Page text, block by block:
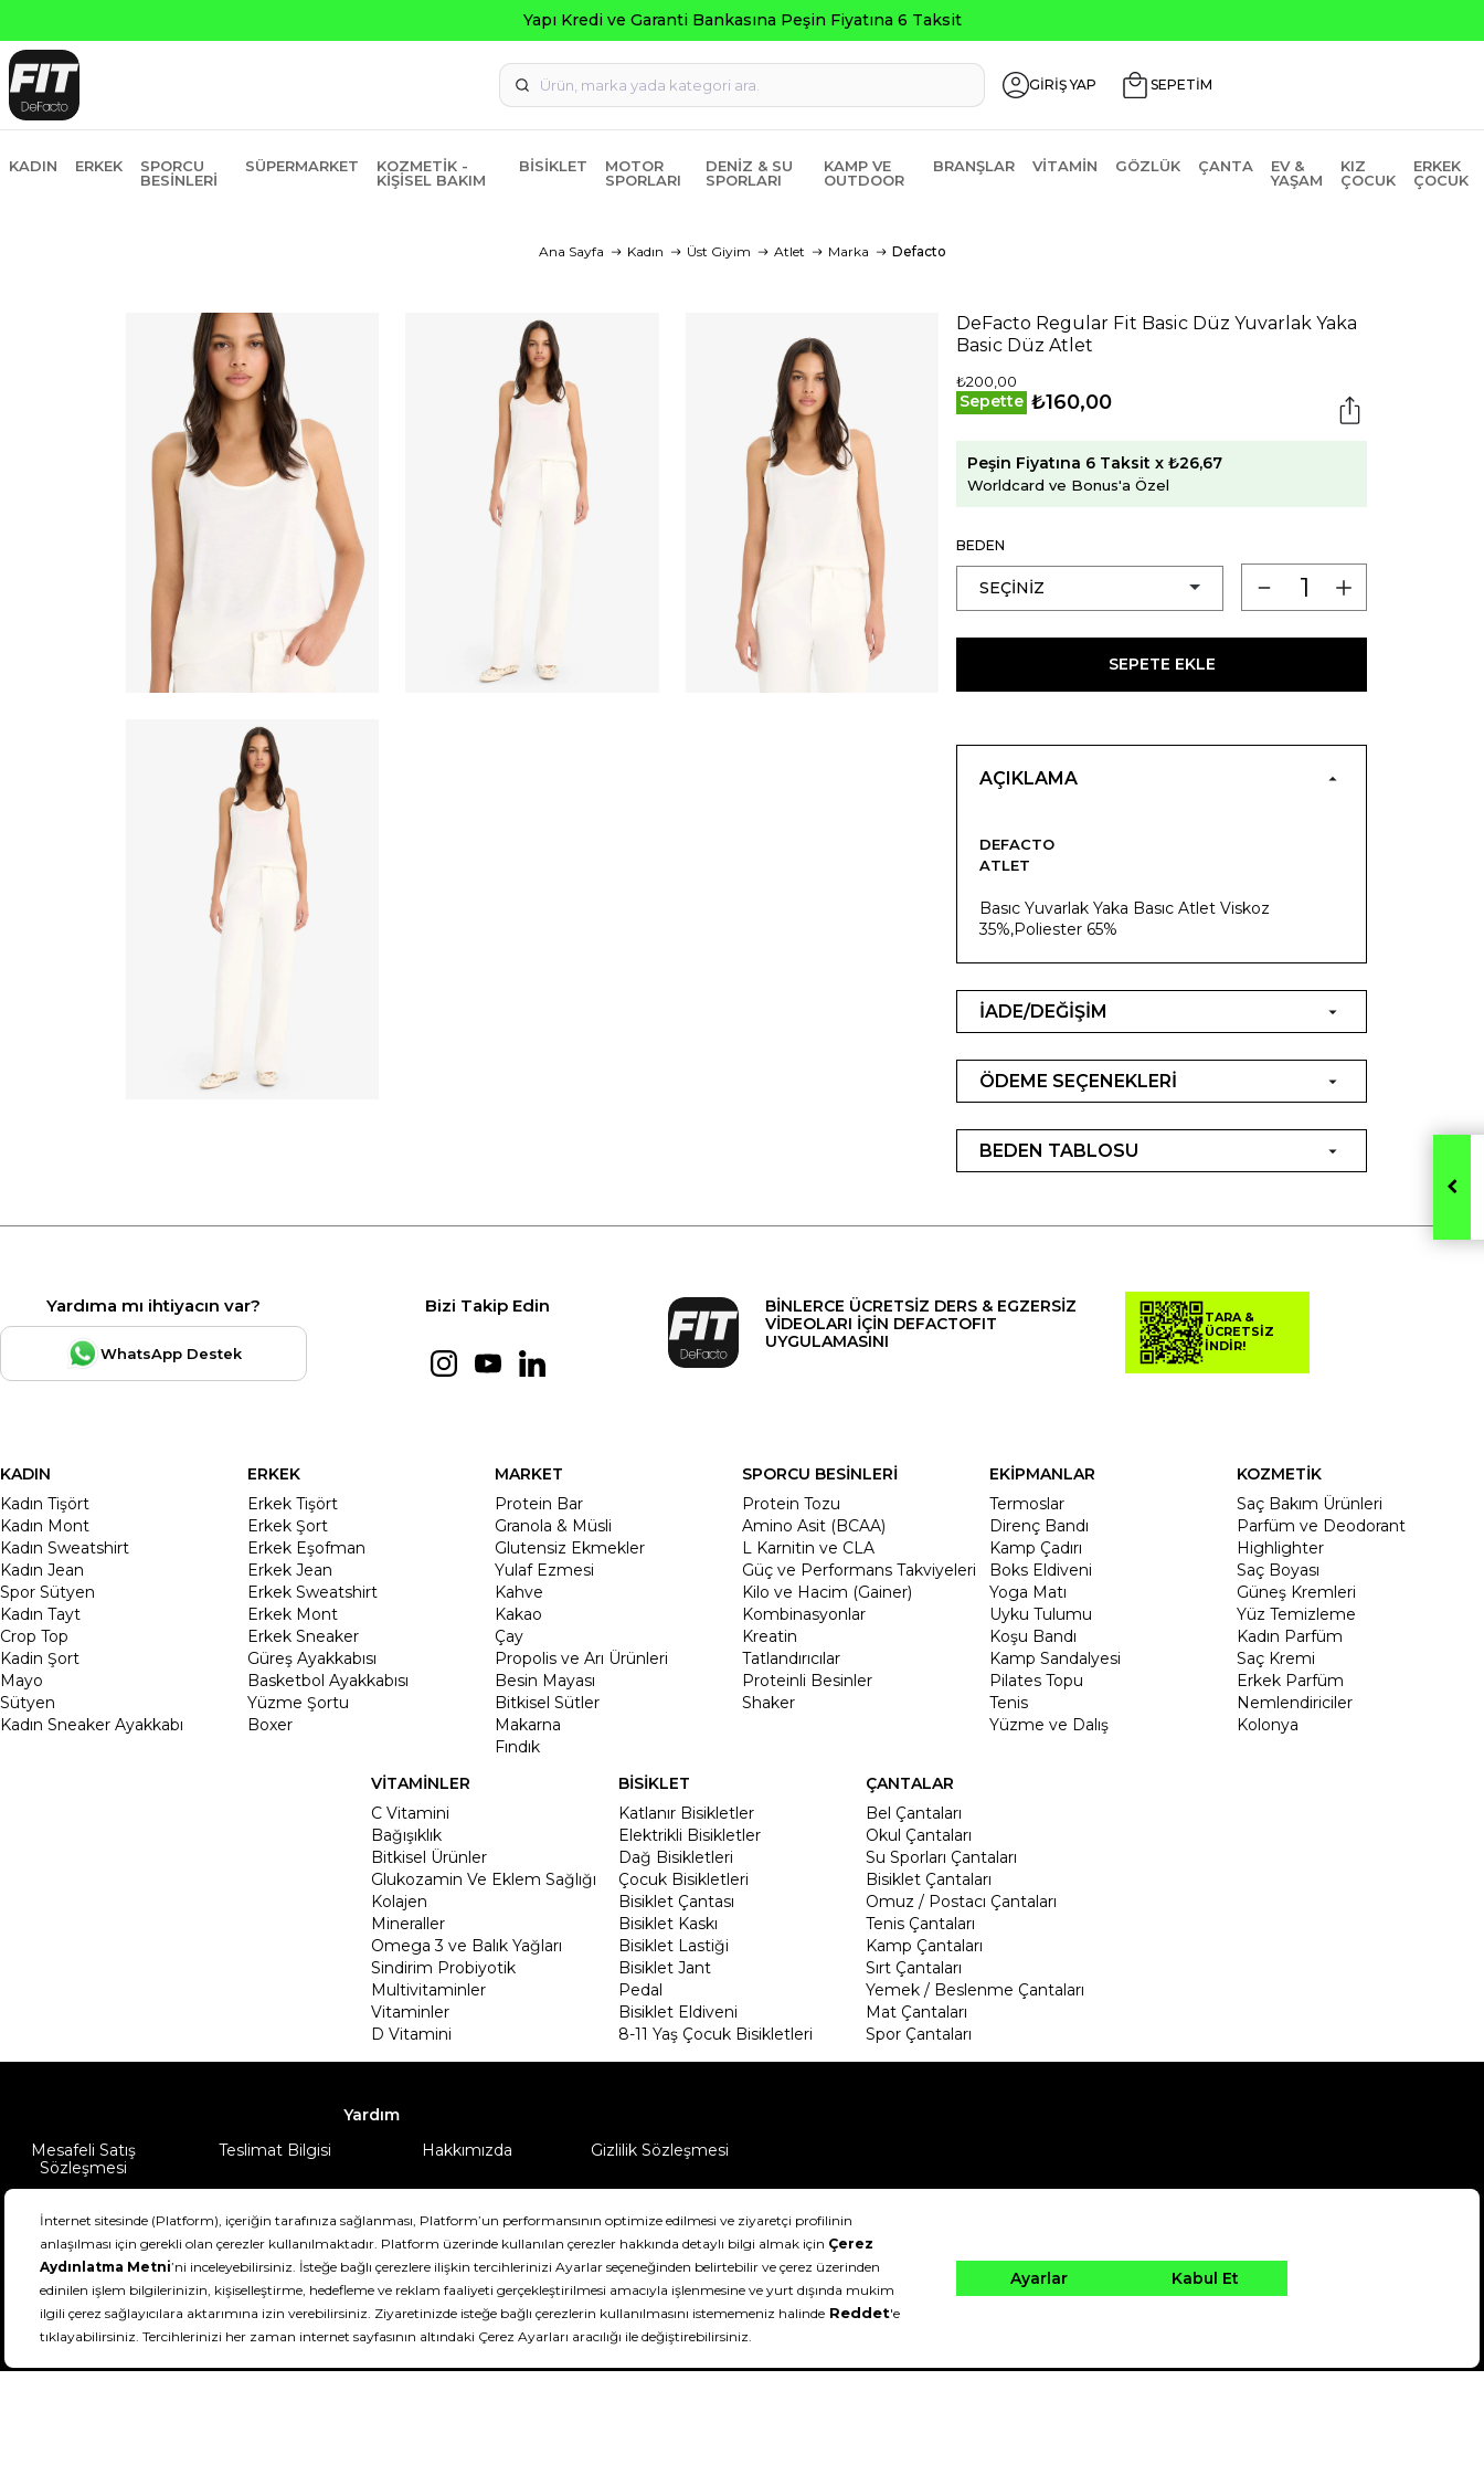
Yapı Kredi ve Garanti Bankasına Peşin Fiyatına 6 Taksit
GİRİŞ YAP SEPETİM
KADIN ERKEK
SPORCU
BESINLERI
SÜPERMARKET
KOZMETIK -
KIŞISEL BAKIM
BISIKLET
MOTOR
SPORLARI
DENIZ & SU
SPORLARI
KAMP VE
OUTDOOR
BRANŞLAR VITAMIN GÖZLÜK ÇANTA
EV &
YAŞAM
KIZ
ÇOCUK
ERKEK
ÇOCUK
Ana Sayfa Kadın Üst Giyim Atlet Marka Defacto
DeFacto Regular Fit Basic Düz Yuvarlak Yaka
Basic Düz Atlet
₺200,00
Sepette ₺160,00
Peşin Fiyatına 6 Taksit x ₺26,67
Worldcard ve Bonus'a Özel
BEDEN
SEPETE EKLE
AÇIKLAMA
DEFACTO
ATLET
Basıc Yuvarlak Yaka Basıc Atlet Viskoz
35%,Poliester 65%
İADE/DEĞİŞİM
ÖDEME SEÇENEKLERİ
BEDEN TABLOSU
Yardıma mı ihtiyacın var?
WhatsApp Destek
Bizi Takip Edin
BİNLERCE ÜCRETSİZ DERS & EGZERSİZ
VİDEOLARI İÇİN DEFACTOFIT
UYGULAMASINI
TARA &
ÜCRETSİZ
İNDİR!
KADIN
Kadın Tişört
Kadın Mont
Kadın Sweatshirt
Kadın Jean
Spor Sütyen
Kadın Tayt
Crop Top
Kadin Şort
Mayo
Sütyen
Kadın Sneaker Ayakkabı
ERKEK
Erkek Tişört
Erkek Şort
Erkek Eşofman
Erkek Jean
Erkek Sweatshirt
Erkek Mont
Erkek Sneaker
Güreş Ayakkabısı
Basketbol Ayakkabısı
Yüzme Şortu
Boxer
MARKET
Protein Bar
Granola & Müsli
Glutensiz Ekmekler
Yulaf Ezmesi
Kahve
Kakao
Çay
Propolis ve Arı Ürünleri
Besin Mayası
Bitkisel Sütler
Makarna
Fındık
SPORCU BESİNLERİ
Protein Tozu
Amino Asit (BCAA)
L Karnitin ve CLA
Güç ve Performans Takviyeleri
Kilo ve Hacim (Gainer)
Kombinasyonlar
Kreatin
Tatlandırıcılar
Proteinli Besinler
Shaker
EKİPMANLAR
Termoslar
Direnç Bandı
Kamp Çadırı
Boks Eldiveni
Yoga Matı
Uyku Tulumu
Koşu Bandı
Kamp Sandalyesi
Pilates Topu
Tenis
Yüzme ve Dalış
KOZMETİK
Saç Bakım Ürünleri
Parfüm ve Deodorant
Highlighter
Saç Boyası
Güneş Kremleri
Yüz Temizleme
Kadın Parfüm
Saç Kremi
Erkek Parfüm
Nemlendiriciler
Kolonya
VİTAMİNLER
C Vitamini
Bağışıklık
Bitkisel Ürünler
Glukozamin Ve Eklem Sağlığı
Kolajen
Mineraller
Omega 3 ve Balık Yağları
Sindirim Probiyotik
Multivitaminler
Vitaminler
D Vitamini
BİSİKLET
Katlanır Bisikletler
Elektrikli Bisikletler
Dağ Bisikletleri
Çocuk Bisikletleri
Bisiklet Çantası
Bisiklet Kaskı
Bisiklet Lastiği
Bisiklet Jant
Pedal
Bisiklet Eldiveni
8-11 Yaş Çocuk Bisikletleri
ÇANTALAR
Bel Çantaları
Okul Çantaları
Su Sporları Çantaları
Bisiklet Çantaları
Omuz / Postacı Çantaları
Tenis Çantaları
Kamp Çantaları
Sırt Çantaları
Yemek / Beslenme Çantaları
Mat Çantaları
Spor Çantaları
Yardım
Mesafeli Satış
Sözleşmesi
Teslimat Bilgisi Hakkımızda Gizlilik Sözleşmesi
DeFactoFIT ©️ 2022-2026. Tüm hakları saklıdır.